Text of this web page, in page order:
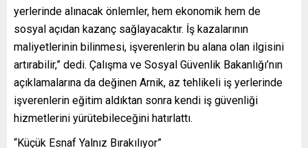
yerlerinde alınacak önlemler, hem ekonomik hem de
sosyal açıdan kazanç sağlayacaktır. İş kazalarının
maliyetlerinin bilinmesi, işverenlerin bu alana olan ilgisini
artırabilir,” dedi. Çalışma ve Sosyal Güvenlik Bakanlığı’nın
açıklamalarına da değinen Arnik, az tehlikeli iş yerlerinde
işverenlerin eğitim aldıktan sonra kendi iş güvenliği
hizmetlerini yürütebileceğini hatırlattı.
“Küçük Esnaf Yalnız Bırakılıyor”